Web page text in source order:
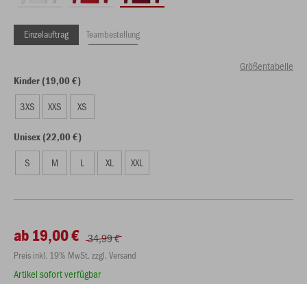
Einzelauftrag Teambestellung
Größentabelle
Kinder (19,00 €)
3XS XXS XS
Unisex (22,00 €)
S M L XL XXL
ab 19,00 € 34,99 €
Preis inkl. 19% MwSt. zzgl. Versand
Artikel sofort verfügbar